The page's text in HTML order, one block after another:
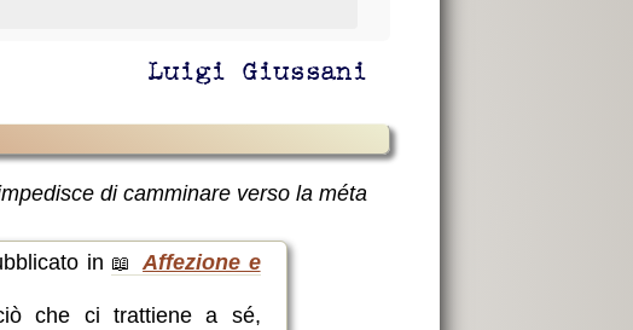
Luigi Giussani
di camminare verso la méta
in
Affezione e
che ci trattiene a sé,